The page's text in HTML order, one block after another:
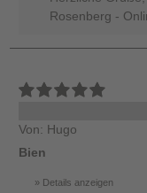
Rosenberg -
Von: Hugo
Bien
Details anzeigen